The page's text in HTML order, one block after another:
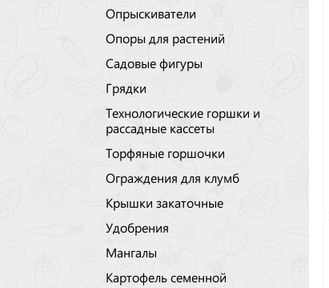
Опрыскиватели
Опоры для растений
Садовые фигуры
Грядки
Технологические горшки и
рассадные кассеты
Торфяные горшочки
Ограждения для клумб
Крышки закаточные
Удобрения
Мангалы
Картофель семенной